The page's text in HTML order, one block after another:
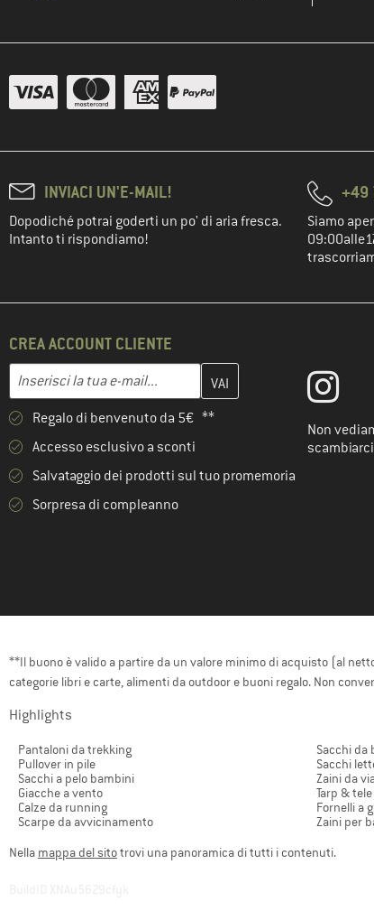
INVIACI UN'E-MAIL!
Dopodiché potrai goderti un po' di aria fresca.
Intanto ti rispondiamo!
+49
Siamo
CREA ACCOUNT CLIENTE
Indirizzo e-mail
Inserisci qui il tuo indirizzo e-mail e crea il tuo account
Regalo di benvenuto da 5€ **
Accesso esclusivo a sconti
Salvataggio dei prodotti sul tuo promemoria
Sorpresa di compleanno
Non
**Il buono è valido a partire da un valore minimo di acquisto (al
categorie libri e carte, alimenti da outdoor e buoni regalo. Non
Highlights
Pantaloni da trekking
Pullover in pile
Sacchi a pelo bambini
Giacche a vento
Calze da running
Scarpe da avvicinamento
Sacchi da
Sacchi
Zaini da
Tarp &
Fornelli a
Zaini per
Nella mappa del sitotrovi una panoramica di tutti i contenuti.